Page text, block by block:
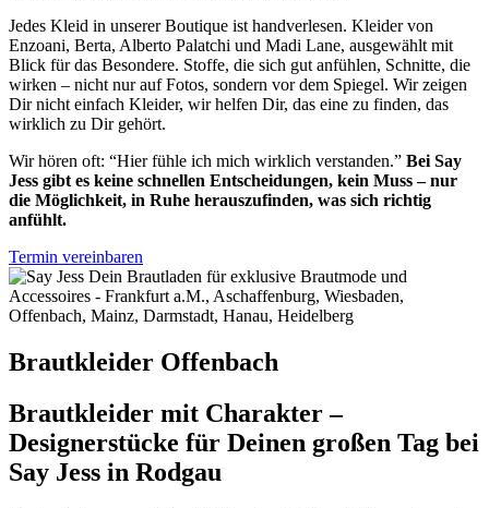
Jedes Kleid in unserer Boutique ist handverlesen. Kleider von
Enzoani, Berta, Alberto Palatchi und Madi Lane, ausgewählt mit
Blick für das Besondere. Stoffe, die sich gut anfühlen, Schnitte, die
wirken – nicht nur auf Fotos, sondern vor dem Spiegel. Wir zeigen
Dir nicht einfach Kleider, wir helfen Dir, das eine zu finden, das
wirklich zu Dir gehört.
Wir hören oft: “Hier fühle ich mich wirklich verstanden.” Bei Say
Jess gibt es keine schnellen Entscheidungen, kein Muss – nur
die Möglichkeit, in Ruhe herauszufinden, was sich richtig
anfühlt.
Termin vereinbaren
Brautkleider Offenbach
Brautkleider mit Charakter –
Designerstücke für Deinen großen Tag bei
Say Jess in Rodgau